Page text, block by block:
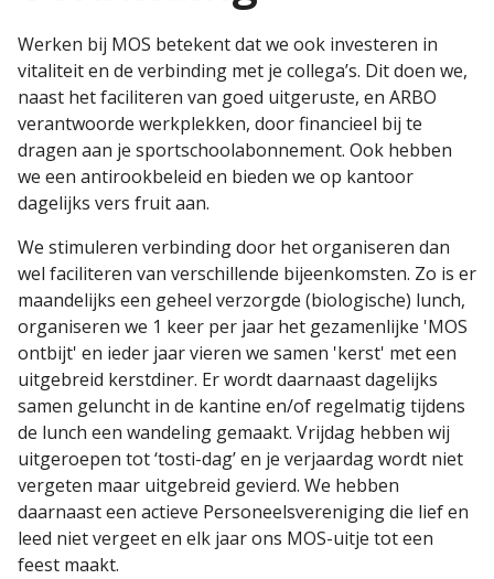
Werken bij MOS betekent dat we ook investeren in
vitaliteit en de verbinding met je collega’s. Dit doen we,
naast het faciliteren van goed uitgeruste, en ARBO
verantwoorde werkplekken, door financieel bij te
dragen aan je sportschoolabonnement. Ook hebben
we een antirookbeleid en bieden we op kantoor
dagelijks vers fruit aan.
We stimuleren verbinding door het organiseren dan
wel faciliteren van verschillende bijeenkomsten. Zo is er
maandelijks een geheel verzorgde (biologische) lunch,
organiseren we 1 keer per jaar het gezamenlijke 'MOS
ontbijt' en ieder jaar vieren we samen 'kerst' met een
uitgebreid kerstdiner. Er wordt daarnaast dagelijks
samen geluncht in de kantine en/of regelmatig tijdens
de lunch een wandeling gemaakt. Vrijdag hebben wij
uitgeroepen tot ‘tosti-dag’ en je verjaardag wordt niet
vergeten maar uitgebreid gevierd. We hebben
daarnaast een actieve Personeelsvereniging die lief en
leed niet vergeet en elk jaar ons MOS-uitje tot een
feest maakt.